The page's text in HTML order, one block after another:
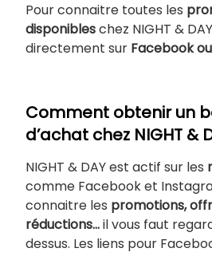
Pour connaitre toutes les
disponibleschez NIGHT &
directement sur Facebook
Comment obtenir un
d’achat chez NIGHT &
NIGHT & DAY est actif sur les
comme Facebook et
connaitre les promotions,
réductions…il vous faut
dessus. Les liens pour